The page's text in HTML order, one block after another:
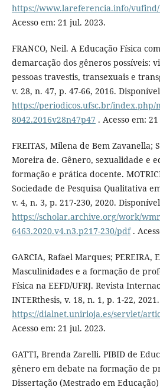
https://www.lareferencia.info/vufind/
Acesso em: 21 jul. 2023.
FRANCO, Neil. A Educação Física
demarcação dos gêneros possíveis:
pessoas travestis, transexuais e
v. 28, n. 47, p. 47-66, 2016.
https://periodicos.ufsc.br/
8042.2016v28n47p47 . Acesso em:
FREITAS, Milena de Bem Zavanella;
Moreira de. Gênero, sexualidade e
formação e prática docente.
Sociedade de Pesquisa Qualitativa
v. 4, n. 3, p. 217-230, 2020.
https://scholar.archive.org/work/
6463.2020.v4.n3.p217-230/pdf.
GARCIA, Rafael Marques; PEREIRA,
Masculinidades e a formação de
Física na EEFD/UFRJ. Revista
INTERthesis, v. 18, n. 1, p. 1-22,
https://dialnet.unirioja.es/servlet/
Acesso em: 21 jul. 2023.
GATTI, Brenda Zarelli. PIBID de
gênero em debate na formação de
Dissertação (Mestrado em